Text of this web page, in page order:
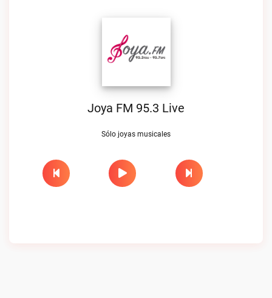
Joya FM 95.3 Live
Sólo joyas musicales